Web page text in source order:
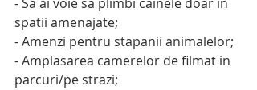
spatii amenajate;
- Amenzi pentru stapanii animalelor;
- Amplasarea camerelor de filmat in
parcuri/pe strazi;